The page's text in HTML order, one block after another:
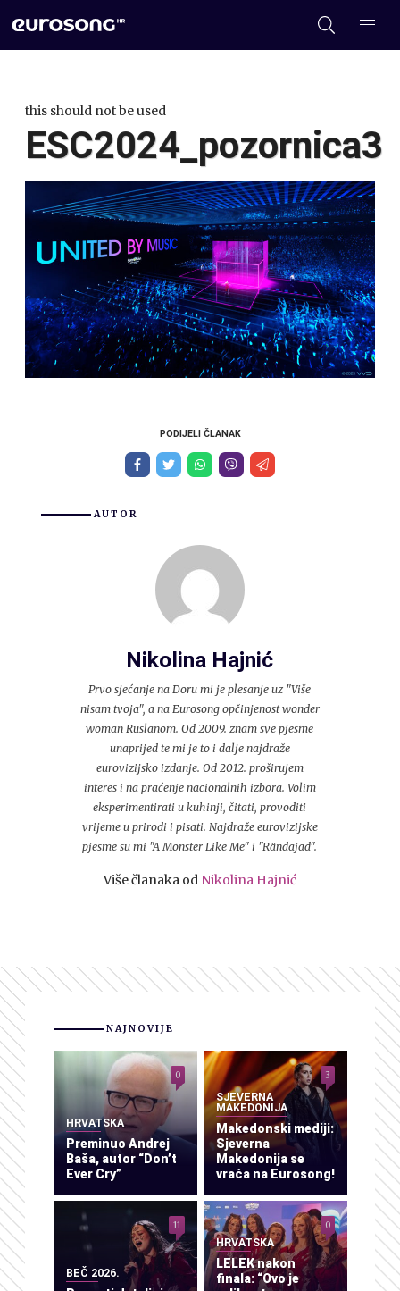
this should not be used
ESC2024_pozornica3
PODIJELI ČLANAK
AUTOR
Nikolina Hajnić
Prvo sjećanje na Doru mi je plesanje uz "Više
nisam tvoja", a na Eurosong opčinjenost wonder
woman Ruslanom. Od 2009. znam sve pjesme
unaprijed te mi je to i dalje najdraže
eurovizijsko izdanje. Od 2012. proširujem
interes i na praćenje nacionalnih izbora. Volim
eksperimentirati u kuhinji, čitati, provoditi
vrijeme u prirodi i pisati. Najdraže eurovizijske
pjesme su mi "A Monster Like Me" i "Rändajad".
Više članaka od Nikolina Hajnić
NAJNOVIJE
HRVATSKA
Preminuo Andrej
Baša, autor “Don’t
Ever Cry”
0
SJEVERNA
MAKEDONIJA
Makedonski mediji:
Sjeverna
Makedonija se
vraća na Eurosong!
3
BEČ 2026.
11
HRVATSKA
LELEK nakon
finala: “Ovo je
0